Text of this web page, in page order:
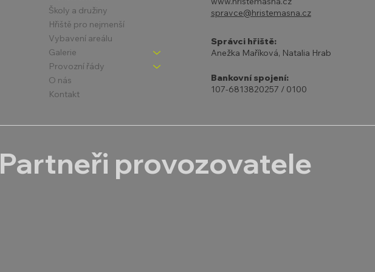
Školy a družiny
Hřiště pro nejmenší
Vybavení areálu
Galerie
Provozní řády
O nás
Kontakt
spravce@hristemasna.cz
Správci hřiště:
Anežka Maříková, Natalia Hrab
Bankovní spojení:
107-6813820257 / 0100
Partneři provozovatele